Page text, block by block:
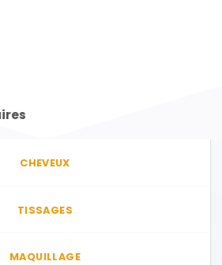
CHEVEUX
TISSAGES
MAQUILLAGE